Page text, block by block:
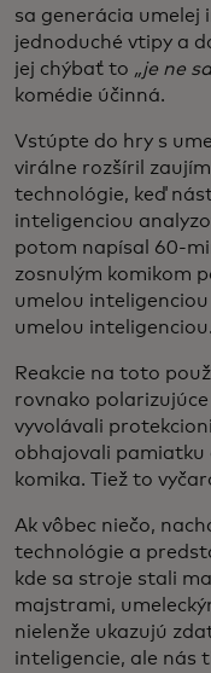
sa generácia umelej
jednoduché vtipy a
jej chýbať to „je ne
komédie účinná.
Vstúpte do hry s
virálne rozšíril
technológie, keď
inteligenciou
potom napísal 60-
zosnulým komikom
umelou
umelou
Reakcie na toto
rovnako
vyvolávali
obhajovali
komika. Tiež to
Ak vôbec niečo,
technológie a
kde sa stroje stali
majstrami,
nielenže ukazujú
inteligencie, ale nás